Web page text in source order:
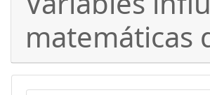
matemáticas